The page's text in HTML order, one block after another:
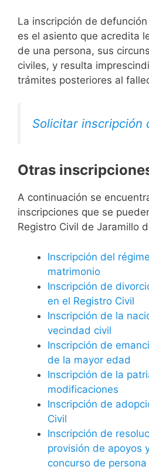
La inscripción de
es el asiento que acredita
de una persona, sus
civiles, y resulta
trámites posteriores al
Solicitar inscripción
Otras
A continuación se
inscripciones que se
Registro Civil de Jaramillo
Inscripción del
matrimonio
Inscripción de
en el Registro Civil
Inscripción de la
vecindad civil
Inscripción de
de la mayor edad
Inscripción de la
modificaciones
Inscripción de
Civil
Inscripción de
provisión de apoyos
concurso de persona